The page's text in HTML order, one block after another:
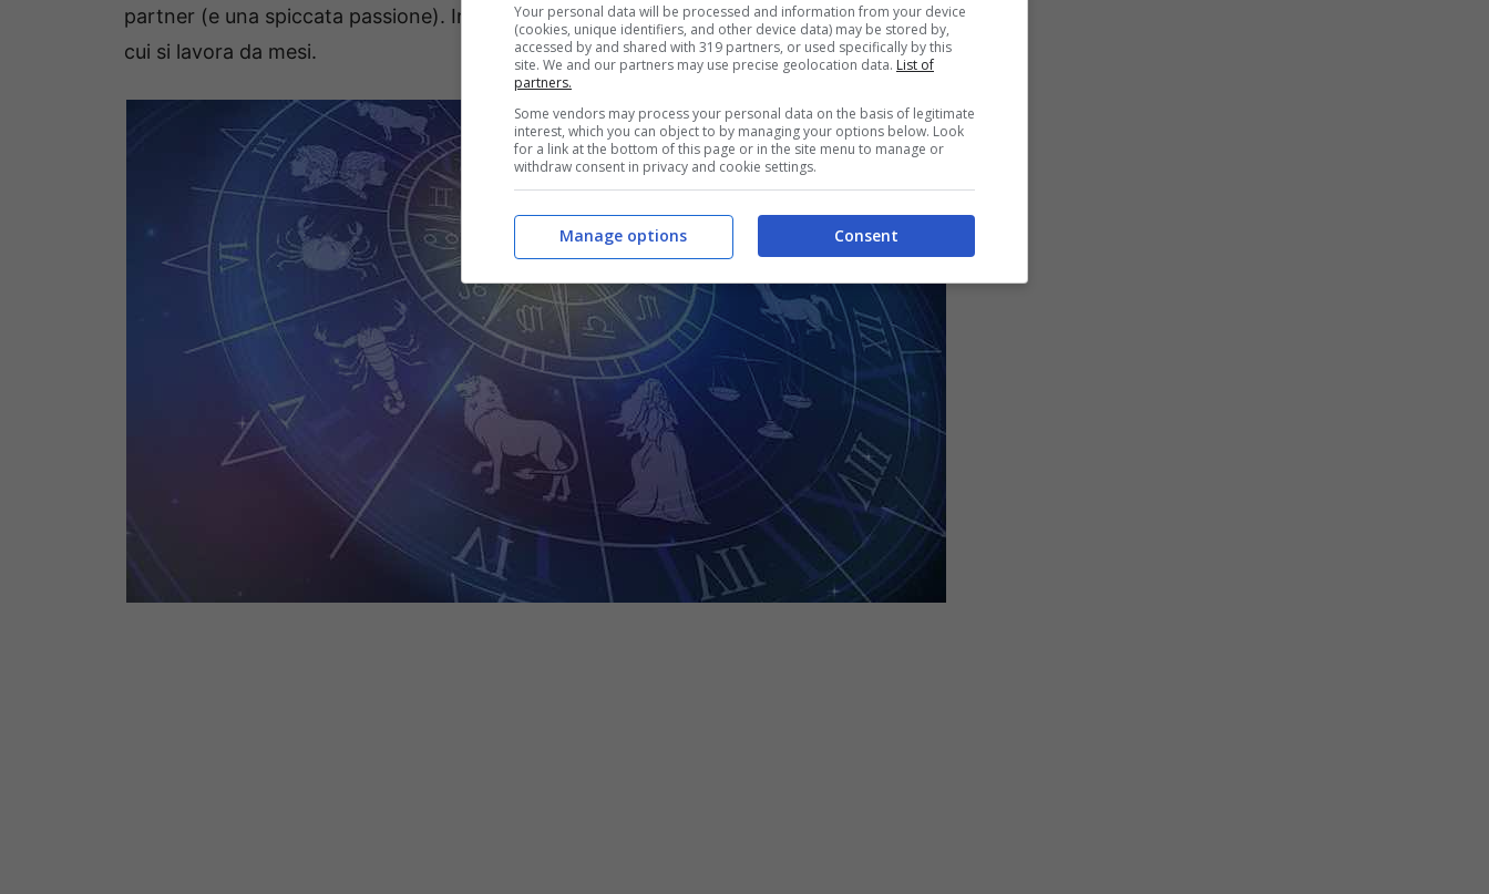
partner (e una spiccata passione). In ufficio, potrebbe essercil’inizio di un progettoper
cui si lavora da mesi.
Your personal data will be processed and information from your device
(cookies, unique identifiers, and other device data) may be stored by,
accessed by and shared with 319 partners, or used specifically by this
site. We and our partners may use precise geolocation data. List of
partners.
Some vendors may process your personal data on the basis of legitimate
interest, which you can object to by managing your options below. Look
for a link at the bottom of this page or in the site menu to manage or
withdraw consent in privacy and cookie settings.
Consent
Manage options